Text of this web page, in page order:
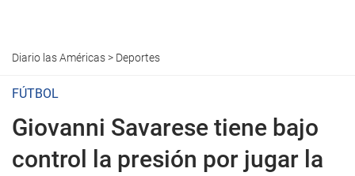
Diario las Américas> Deportes
FÚTBOL
Giovanni Savarese tiene bajo
control la presión por jugar la